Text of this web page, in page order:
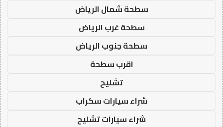
سطحة شمال الرياض
سطحة غرب الرياض
سطحة جنوب الرياض
اقرب سطحة
تشليح
شراء سيارات سكراب
شراء سيارات تشليح